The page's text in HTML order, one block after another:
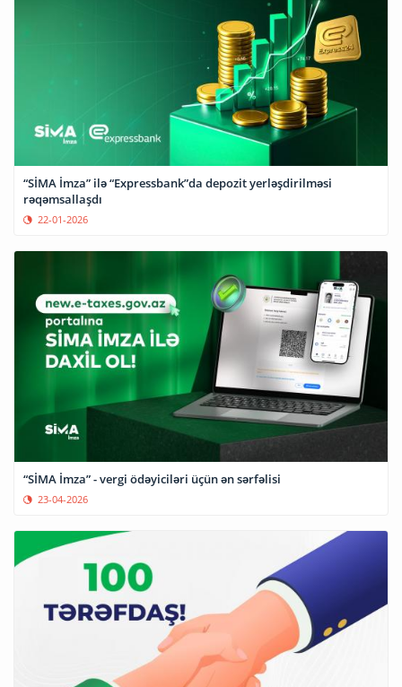
“SİMA İmza” ilə “Expressbank”da depozit yerləşdirilməsi
rəqəmsallaşdı
22-01-2026
“SİMA İmza” - vergi ödəyiciləri üçün ən sərfəlisi
23-04-2026